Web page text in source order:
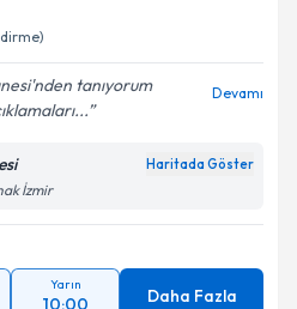
tanıyorum
Devamı
Haritada Göster
İzmir
Yarın
10:00 Daha Fazla